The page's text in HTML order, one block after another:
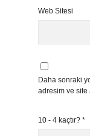
Web Sitesi
Daha sonraki
adresim ve site
10 - 4 kaçtır? *